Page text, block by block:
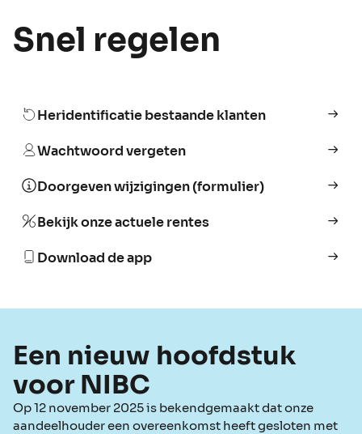
Snel regelen
Heridentificatie bestaande klanten
Wachtwoord vergeten
Doorgeven wijzigingen (formulier)
Bekijk onze actuele rentes
Download de app
Een nieuw hoofdstuk
voor NIBC
Op 12 november 2025 is bekendgemaakt dat onze
aandeelhouder een overeenkomst heeft gesloten met